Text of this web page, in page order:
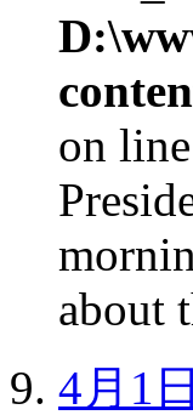
on line
about
4月1